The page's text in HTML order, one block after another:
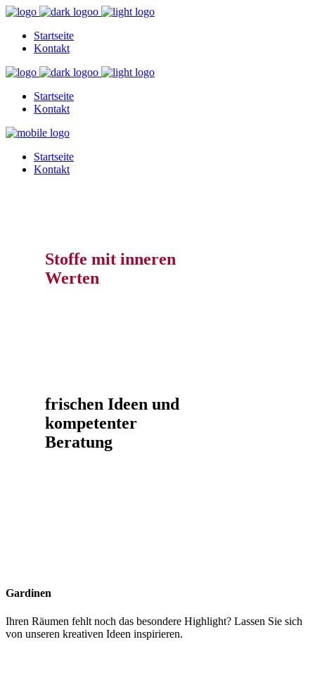
Startseite
Kontakt
Startseite
Kontakt
Startseite
Kontakt
Stoffe mit inneren
Werten
frischen Ideen und
kompetenter
Beratung
Gardinen
Ihren Räumen fehlt noch das besondere Highlight? Lassen Sie sich
von unseren kreativen Ideen inspirieren.